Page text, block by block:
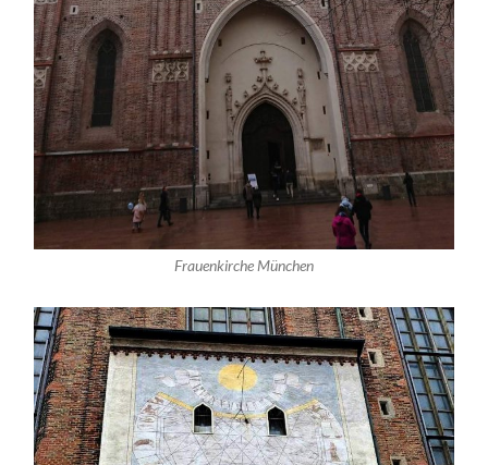
Frauenkirche München